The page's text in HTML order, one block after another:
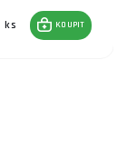
ks KOUPIT